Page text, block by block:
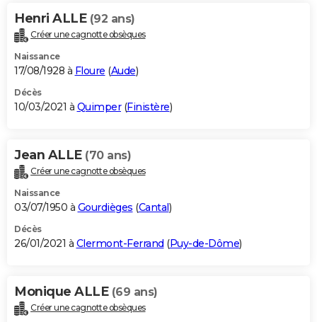
Henri ALLE (92 ans)
Créer une cagnotte obsèques
Naissance
17/08/1928 à Floure (Aude)
Décès
10/03/2021 à Quimper(Finistère)
Jean ALLE (70 ans)
Créer une cagnotte obsèques
Naissance
03/07/1950 à Gourdièges (Cantal)
Décès
26/01/2021 à Clermont-Ferrand (Puy-de-Dôme)
Monique ALLE (69 ans)
Créer une cagnotte obsèques